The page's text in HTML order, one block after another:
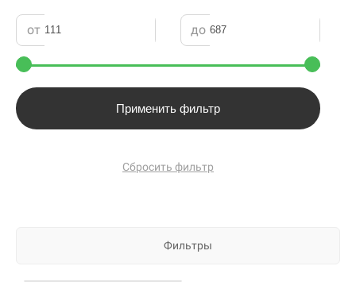
от до
Применить фильтр
Сбросить фильтр
Фильтры